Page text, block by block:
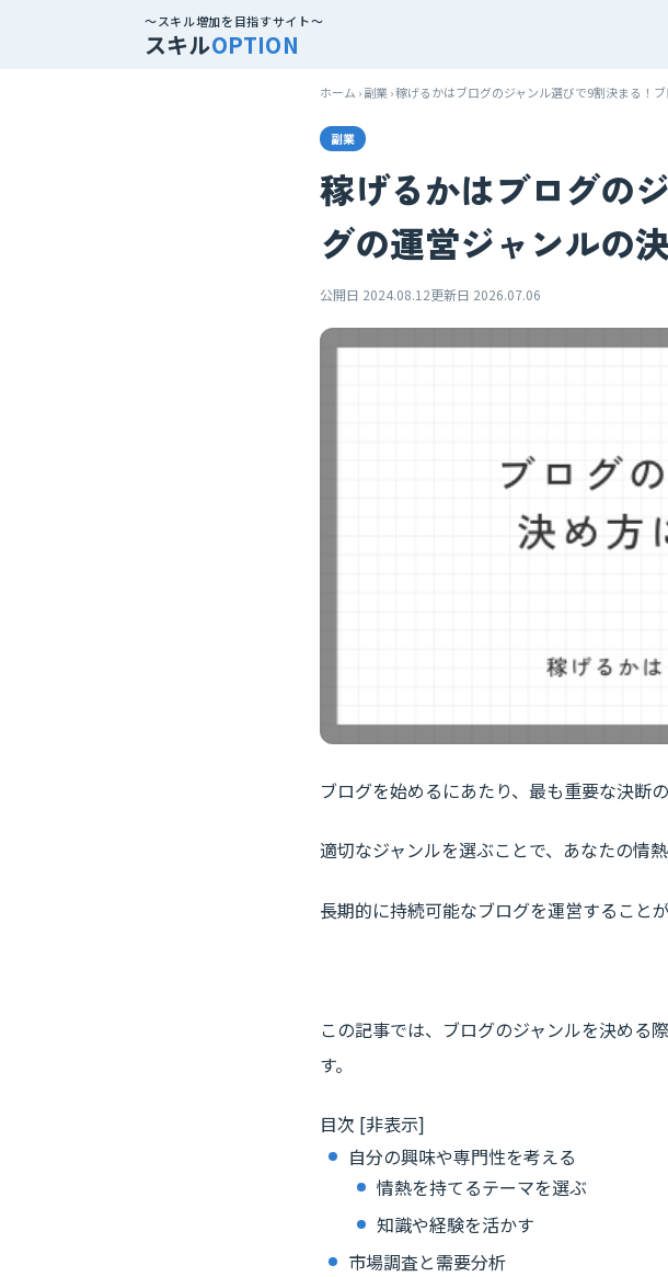
～スキル増加を目指すサイト～
スキルOPTION
ホーム 副業 稼げるかはブログのジャンル選びで9割決まる！
副業
稼げるかはブログの
グの運営ジャンルの
公開日 2024.08.12更新日 2026.07.06
ブログを始めるにあたり、最も重要な決断
適切なジャンルを選ぶことで、あなたの情
長期的に持続可能なブログを運営することが
この記事では、ブログのジャンルを決める
す。
目次 [非表示]
自分の興味や専門性を考える
情熱を持てるテーマを選ぶ
知識や経験を活かす
市場調査と需要分析